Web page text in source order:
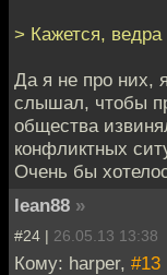
> Кажется,
Да я не про них,
слышал, чтобы
общества
конфликтных
Очень бы
lean88 »
#24 | 26.05.13 13:38
Кому: harper, #13